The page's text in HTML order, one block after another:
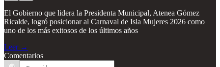
El Gobierno que lidera la Presidenta Municipal, Atenea Gómez
Ricalde, logró posicionar al Carnaval de Isla Mujeres 2026 como
uno de los más exitosos de los últimos años
Leer →
Comentarios